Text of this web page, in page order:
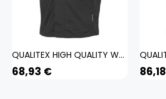
QUALITEX HIGH QUALITY WORKWEAR Weste IND black beauty Damen: S Herren: S
68,93 € 86,18